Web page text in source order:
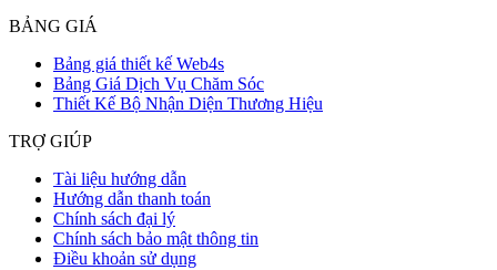
BẢNG GIÁ
Bảng giá thiết kế Web4s
Bảng Giá Dịch Vụ Chăm Sóc
Thiết Kế Bộ Nhận Diện Thương Hiệu
TRỢ GIÚP
Tài liệu hướng dẫn
Hướng dẫn thanh toán
Chính sách đại lý
Chính sách bảo mật thông tin
Điều khoản sử dụng